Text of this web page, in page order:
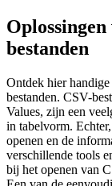
bestanden
Ontdek hier
bestanden. CSV-
Values, zijn een
in tabelvorm.
openen en de
verschillende tools
bij het openen van